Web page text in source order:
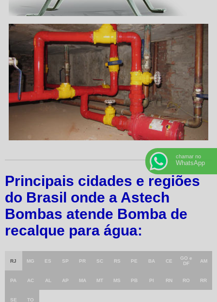
Principais cidades e regiões
do Brasil onde a Astech
Bombas atende Bomba de
recalque para água:
RJ MG ES SP PR SC RS PE BA CE
GO e
DF
AM
PA AC AL AP MA MT MS PB PI RN RO RR
SE TO
chamar no
WhatsApp